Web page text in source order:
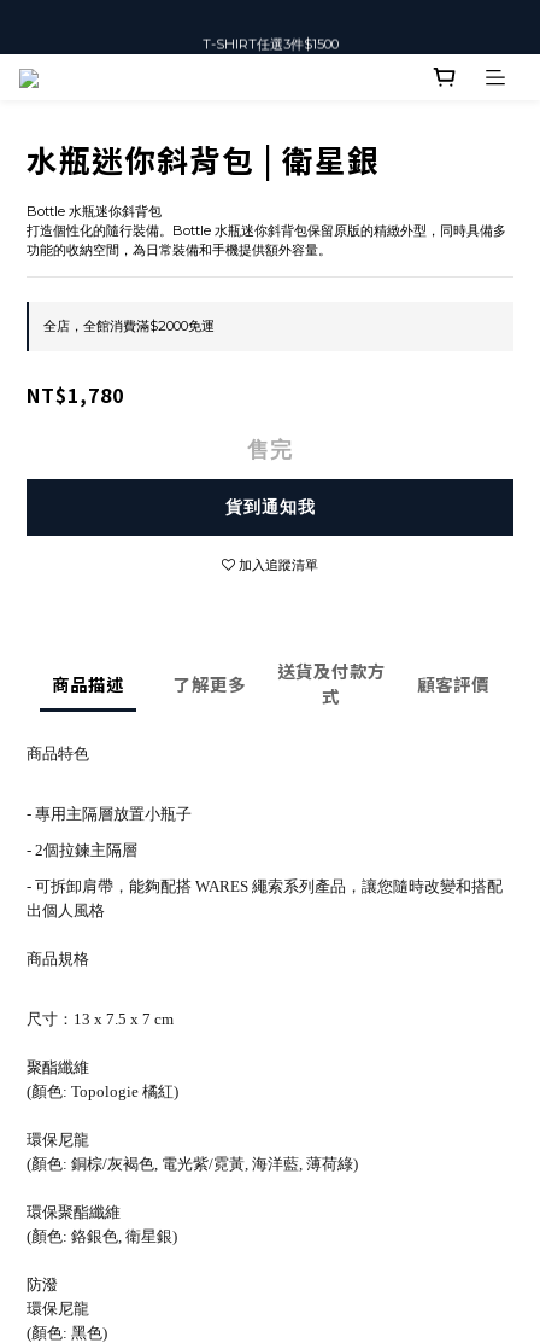
水瓶迷你斜背包 | 衛星銀
Bottle 水瓶迷你斜背包
打造個性化的隨行裝備。Bottle 水瓶迷你斜背包保留原版的精緻外型，同時具備多
功能的收納空間，為日常裝備和手機提供額外容量。
全店，全館消費滿$2000免運
NT$1,780
售完
貨到通知我
加入追蹤清單
商品描述 了解更多
送貨及付款方
式
顧客評價
商品特色
- 專用主隔層放置小瓶子
- 2個拉鍊主隔層
- 可拆卸肩帶，能夠配搭 WARES 繩索系列產品，讓您隨時改變和搭配
出個人風格
商品規格
尺寸：13 x 7.5 x 7 cm
聚酯纖維
(顏色: Topologie 橘紅)
環保尼龍
(顏色: 銅棕/灰褐色, 電光紫/霓黃, 海洋藍, 薄荷綠)
環保聚酯纖維
(顏色: 鉻銀色, 衛星銀)
防潑
環保尼龍
(顏色: 黑色)